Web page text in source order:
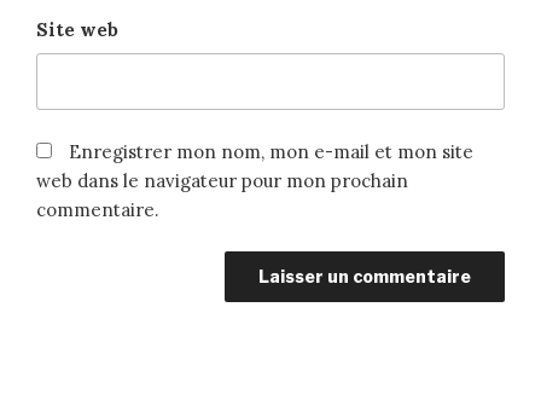
Site web
Enregistrer mon nom, mon e-mail et mon site
web dans le navigateur pour mon prochain
commentaire.